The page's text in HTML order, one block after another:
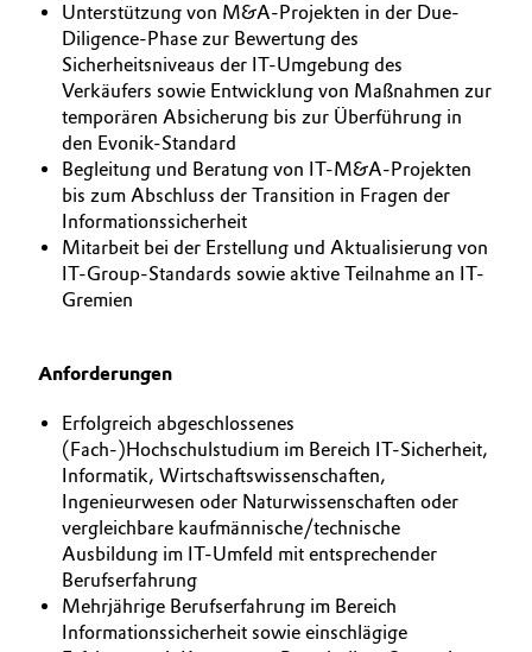
Unterstützung von M&A-Projekten in der Due-
Diligence-Phase zur Bewertung des
Sicherheitsniveaus der IT-Umgebung des
Verkäufers sowie Entwicklung von Maßnahmen zur
temporären Absicherung bis zur Überführung in
den Evonik-Standard
Begleitung und Beratung von IT-M&A-Projekten
bis zum Abschluss der Transition in Fragen der
Informationssicherheit
Mitarbeit bei der Erstellung und Aktualisierung von
IT-Group-Standards sowie aktive Teilnahme an IT-
Gremien
Anforderungen
Erfolgreich abgeschlossenes
(Fach-)Hochschulstudium im Bereich IT-Sicherheit,
Informatik, Wirtschaftswissenschaften,
Ingenieurwesen oder Naturwissenschaften oder
vergleichbare kaufmännische/technische
Ausbildung im IT-Umfeld mit entsprechender
Berufserfahrung
Mehrjährige Berufserfahrung im Bereich
Informationssicherheit sowie einschlägige